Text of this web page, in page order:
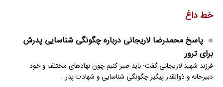
خط داغ
پاسخ محمدرضا لاریجانی درباره چگونگی شناسایی پدرش
برای ترور
فرزند شهید لاریجانی گفت: باید صبر کنیم چون نهادهای مختلف و خود
دبیرخانه و ذوالقدر پیگیر چگونگی شناسایی و شهادت پدر…